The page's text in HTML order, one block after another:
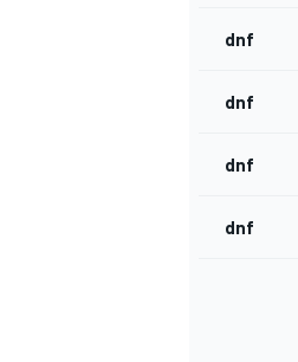
dnf
dnf
dnf
dnf